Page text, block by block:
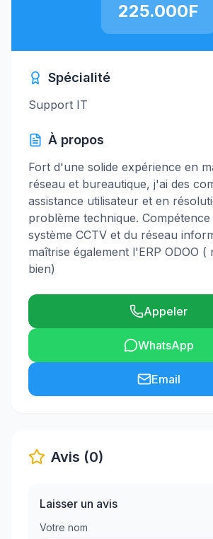
225.000F
Spécialité
Support IT
À propos
Fort d'une solide expérience en
réseau et bureautique, j'ai des
assistance utilisateur et en
problème technique.
système CCTV et du réseau
maîtrise également l'ERP ODOO (
bien)
Appeler
WhatsApp
Email
Avis (0)
Laisser un avis
Votre nom